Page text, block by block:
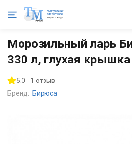
Главная Холодильное оборудование
Морозильный ларь
330 л, глухая крышка
5.0
1 отзыв
Бренд: Бирюса